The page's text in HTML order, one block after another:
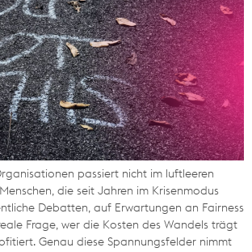
passiert nicht im luftleeren
die seit Jahren im Krisenmodus
Debatten, auf Erwartungen an Fairness
Frage, wer die Kosten des Wandels trägt
Genau diese Spannungsfelder nimmt